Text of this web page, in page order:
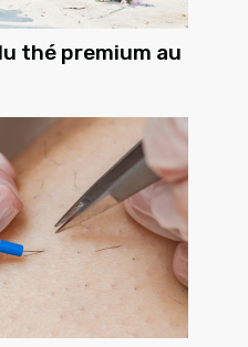
thé premium au